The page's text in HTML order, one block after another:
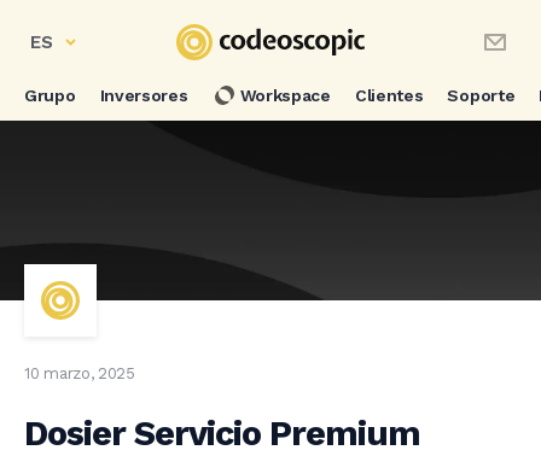
ES
Grupo Inversores Workspace Clientes Soporte
10 marzo, 2025
Dosier Servicio Premium